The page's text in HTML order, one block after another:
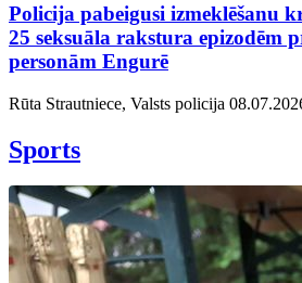
Policija pabeigusi izmeklēšanu
25 seksuāla rakstura epizodēm
personām Engurē
Rūta Strautniece, Valsts policija
Sports